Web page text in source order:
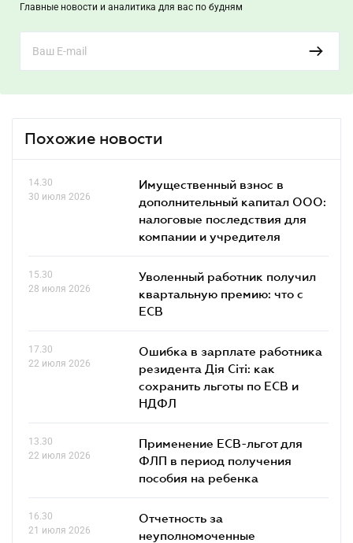
Главные новости и аналитика для вас по будням
Похожие новости
14.30
30 июля 2026
Имущественный взнос в
дополнительный капитал ООО:
налоговые последствия для
компании и учредителя
15.30
28 июля 2026
Уволенный работник получил
квартальную премию: что с
ЕСВ
17.30
22 июля 2026
Ошибка в зарплате работника
резидента Дія Сіті: как
сохранить льготы по ЕСВ и
НДФЛ
13.30
22 июля 2026
Применение ЕСВ-льгот для
ФЛП в период получения
пособия на ребенка
16.30
21 июля 2026
Отчетность за
неуполномоченные